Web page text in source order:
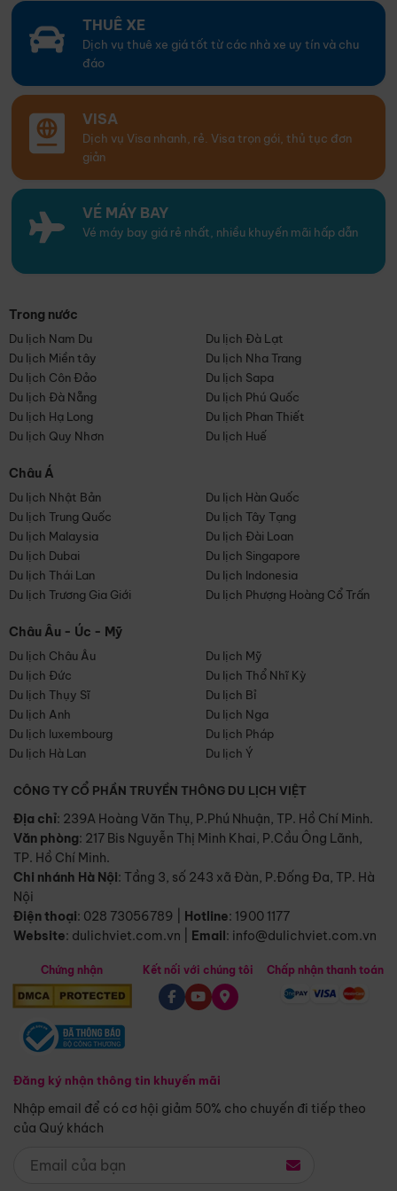
THUÊ XE
Dịch vụ thuê xe giá tốt từ các nhà xe uy tín và chu
đáo
VISA
Dịch vụ Visa nhanh, rẻ. Visa trọn gói, thủ tục đơn
giản
VÉ MÁY BAY
Vé máy bay giá rẻ nhất, nhiều khuyến mãi hấp dẫn
Trong nước
Du lịch Nam Du
Du lịch Đà Lạt
Du lịch Miền tây
Du lịch Nha Trang
Du lịch Côn Đảo
Du lịch Sapa
Du lịch Đà Nẵng
Du lịch Phú Quốc
Du lịch Hạ Long
Du lịch Phan Thiết
Du lịch Quy Nhơn
Du lịch Huế
Châu Á
Du lịch Nhật Bản
Du lịch Hàn Quốc
Du lịch Trung Quốc
Du lịch Tây Tạng
Du lịch Malaysia
Du lịch Đài Loan
Du lịch Dubai
Du lịch Singapore
Du lịch Thái Lan
Du lịch Indonesia
Du lịch Trương Gia Giới
Du lịch Phượng Hoàng Cổ Trấn
Châu Âu - Úc - Mỹ
Du lịch Châu Âu
Du lịch Mỹ
Du lịch Đức
Du lịch Thổ Nhĩ Kỳ
Du lịch Thụy Sĩ
Du lịch Bỉ
Du lịch Anh
Du lịch Nga
Du lịch luxembourg
Du lịch Pháp
Du lịch Hà Lan
Du lịch Ý
CÔNG TY CỔ PHẦN TRUYỀN THÔNG DU LỊCH VIỆT
Địa chỉ: 239A Hoàng Văn Thụ, P.Phú Nhuận, TP. Hồ Chí Minh.
Văn phòng: 217 Bis Nguyễn Thị Minh Khai, P.Cầu Ông Lãnh,
TP. Hồ Chí Minh.
Chi nhánh Hà Nội: Tầng 3, số 243 xã Đàn, P.Đống Đa, TP. Hà
Nội
Điện thoại: 028 73056789 Hotline: 1900 1177
Website: dulichviet.com.vn Email: info@dulichviet.com.vn
Chứng nhận
Đăng ký nhận thông tin khuyến mãi
Nhập email để có cơ hội giảm 50% cho chuyến đi tiếp theo
của Quý khách
Kết nối với chúng tôi Chấp nhận thanh toán